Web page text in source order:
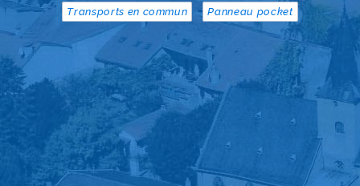
LES PAGES LES PLUS CONSULTÉES
Vide-greniers
VIDE-GRENIERS
La mairie
Agenda des manifestations
Locations des salles
Transports en commun Panneau pocket